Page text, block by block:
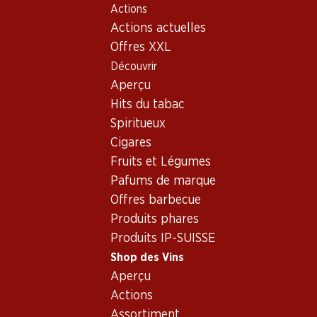
Actions
Actions actuelles
Offres XXL
Découvrir
Aperçu
Hits du tabac
Spiritueux
Cigares
Fruits et Légumes
Pafums de marque
Offres barbecue
Produits phares
Produits IP-SUISSE
Shop des Vins
Aperçu
Actions
Shop des Vins
Piémont
Le Piémont - pays de
la délectation